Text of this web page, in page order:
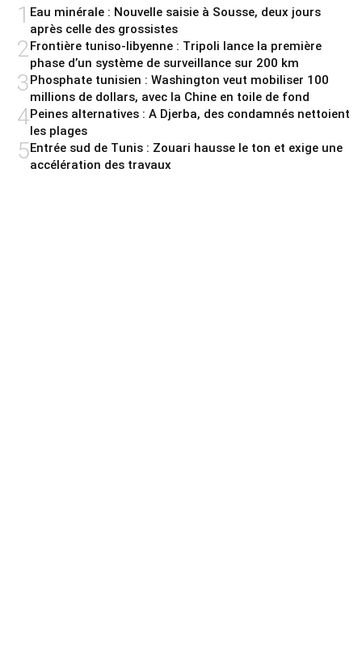
1 Eau minérale : Nouvelle saisie à Sousse, deux jours
après celle des grossistes
2Frontière tuniso-libyenne : Tripoli lance la première
phase d’un système de surveillance sur 200 km
3Phosphate tunisien : Washington veut mobiliser 100
millions de dollars, avec la Chine en toile de fond
4Peines alternatives : A Djerba, des condamnés nettoient
les plages
5Entrée sud de Tunis : Zouari hausse le ton et exige une
accélération des travaux